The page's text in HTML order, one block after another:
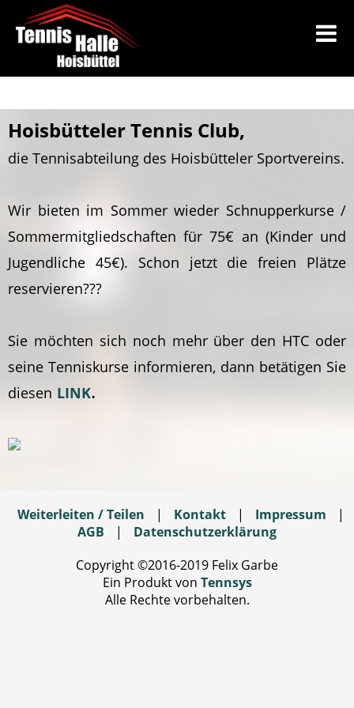
Hoisbütteler Tennis Club,
die Tennisabteilung des Hoisbütteler Sportvereins.
Wir bieten im Sommer wieder Schnupperkurse /
Sommermitgliedschaften für 75€ an (Kinder und
Jugendliche 45€). Schon jetzt die freien Plätze
reservieren???
Sie möchten sich noch mehr über den HTC oder
seine Tenniskurse informieren, dann betätigen Sie
diesen LINK.
Weiterleiten / Teilen | Kontakt | Impressum
|
AGB
|
Datenschutzerklärung
Copyright ©2016-2019 Felix Garbe
Ein Produkt von Tennsys
Alle Rechte vorbehalten.